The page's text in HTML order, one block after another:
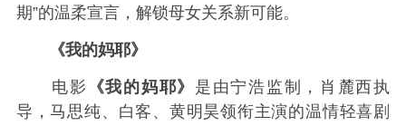
期”的温柔宣言，解锁母女关系新可能。
《我的妈耶》
电影 《我的妈耶》 是由宁浩监制，肖麓西执
导，马思纯、白客、黄明昊领衔主演的温情轻喜剧